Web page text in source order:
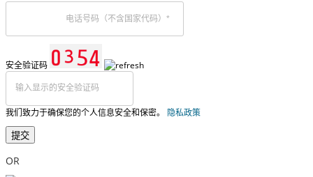
安全验证码
我们致力于确保您的个人信息安全和保密。 隐私政策
提交
OR